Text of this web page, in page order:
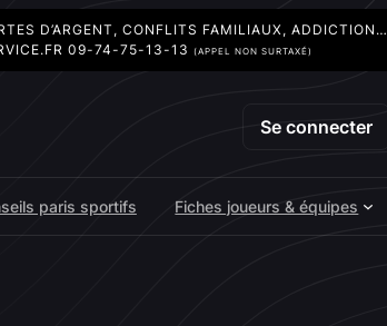
D’ARGENT, CONFLITS FAMILIAUX, ADDICTION…
09-74-75-13-13 (APPEL NON SURTAXÉ)
Se connecter
paris sportifs Fiches joueurs & équipes